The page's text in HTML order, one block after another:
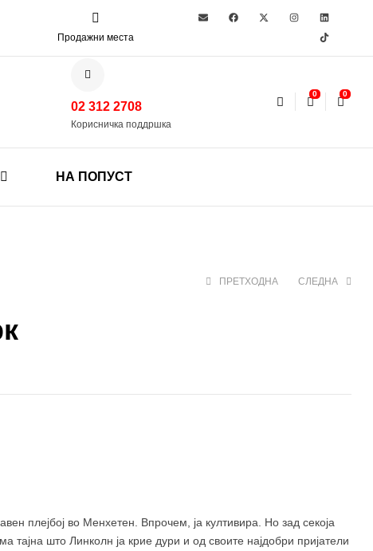
Продажни места
02 312 2708
Корисничка поддршка
0 0
НА ПОПУСТ
ПРЕТХОДНА СЛЕДНА
плејбој во Менхетен. Впрочем, ја култивира. Но зад секоја
тајна што Линколн ја крие дури и од своите најдобри пријатели